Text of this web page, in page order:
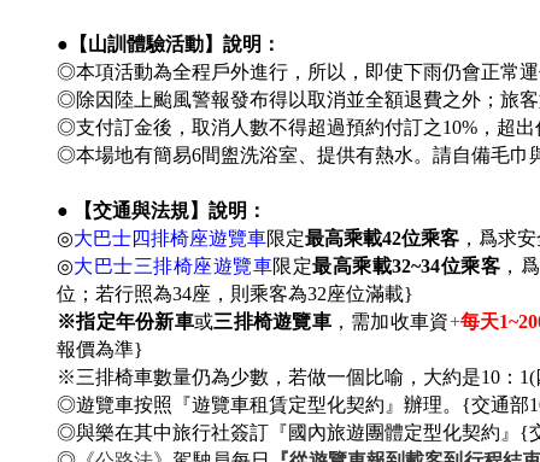
●【山訓體驗活動】說明：
◎本項活動為全程戶外進行，所以，即使下雨仍會正常
◎除因陸上颱風警報發布得以取消並全額退費之外；旅
◎支付訂金後，取消人數不得超過預約付訂之10%，超出
◎本場地有簡易6間盥洗浴室、提供有熱水。請自備毛巾
● 【交通與法規】說明：
◎大巴士四排椅座遊覽車限定最高乘載42位乘客 ，爲求
◎大巴士三排椅座遊覽車限定最高乘載32~34位乘客 ，
位；若行照為34座，則乘客為32座位滿載}
※指定年份新車或三排椅遊覽車，需加收車資+每天
報價為準}
※三排椅車數量仍為少數，若做一個比喻，大約是10：
◎遊覽車按照『遊覽車租賃定型化契約』辦理。{交通部
◎與樂在其中旅行社簽訂『國內旅遊團體定型化契約』{